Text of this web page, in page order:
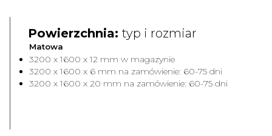
Powierzchnia: typ i rozmiar
Matowa
3200 x 1600 x 12 mm w magazynie
3200 x 1600 x 6 mm na zamówienie: 60-75 dni
3200 x 1600 x 20 mm na zamówienie: 60-75 dni